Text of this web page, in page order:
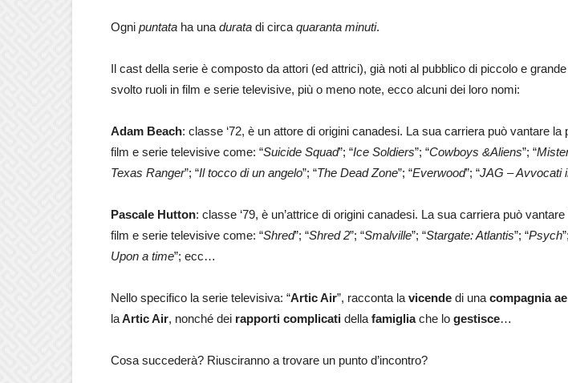
Ogni puntata ha una durata di circa quaranta minuti.
Il cast della serie è composto da attori (ed attrici), già noti al pubblico di piccolo e
svolto ruoli in film e serie televisive, più o meno note, ecco alcuni dei loro nomi:
Adam Beach: classe ‘72, è un attore di origini canadesi. La sua carriera può vantare la
film e serie televisive come: “Suicide Squad”; “Ice Soldiers”; “Cowboys &Aliens”; “
Texas Ranger”; “Il tocco di un angelo”; “The Dead Zone”; “Everwood”; “JAG – Avvocati
Pascale Hutton: classe ‘79, è un’attrice di origini canadesi. La sua carriera può
film e serie televisive come: “Shred”; “Shred 2”; “Smalville”; “Stargate: Atlantis”; “Psych
Upon a time”; ecc…
Nello specifico la serie televisiva: “Artic Air”, racconta la vicende di una compagnia
laArtic Air, nonché dei rapporti complicati della famigliache lo gestisce…
Cosa succederà? Riusciranno a trovare un punto d’incontro?